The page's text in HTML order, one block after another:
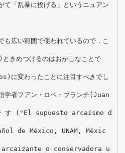
て「乱暴に投げる」というニュアン
も広い範囲で使われているので，こ
きめつけるのはおかしなことで
に変わったことに注目すべきでし
学者フアン・ロペ・ブランチ(Juan
す ("El supuesto arcaísmo d
de México, UNAM, Méxic
o conservadora u